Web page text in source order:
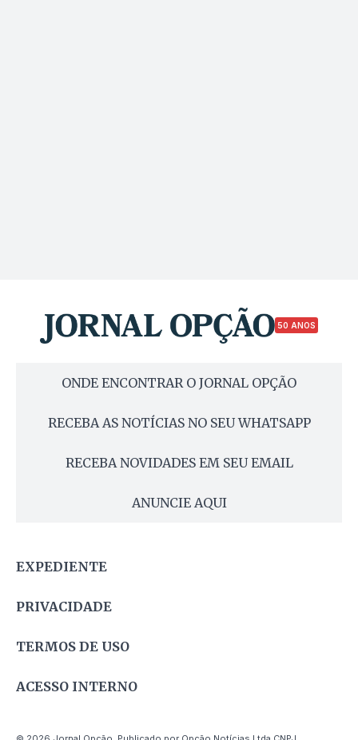
50 ANOS
ONDE ENCONTRAR O JORNAL OPÇÃO
RECEBA AS NOTÍCIAS NO SEU WHATSAPP
RECEBA NOVIDADES EM SEU EMAIL
ANUNCIE AQUI
EXPEDIENTE
PRIVACIDADE
TERMOS DE USO
ACESSO INTERNO